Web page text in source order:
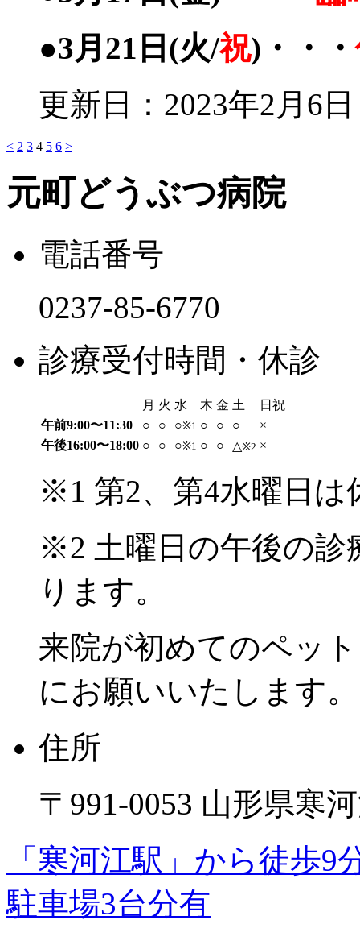
●3月21日(火/祝)・・・
更新日：2023年2月6日
< 2 3 4 5 6 >
元町どうぶつ病院
電話番号
0237-85-6770
診療受付時間・休診
月 火 水 木 金 土
日祝
午前9:00〜11:30
○ ○ ○※1 ○ ○ ○
×
午後16:00〜18:00 ○ ○ ○※1 ○ ○ △※2 ×
※1 第2、第4水曜日 は
※2 土曜日の午後の診
ります。
来院が初めてのペッ
にお願いいたします。
住所
〒991-0053 山形県寒
「寒河江駅」から徒歩
駐車場3台分有